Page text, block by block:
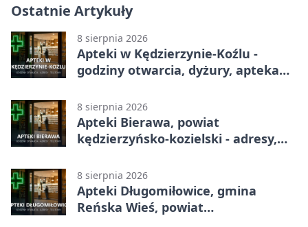
Ostatnie Artykuły
8 sierpnia 2026
Apteki w Kędzierzynie-Koźlu -
godziny otwarcia, dyżury, apteka
8 sierpnia 2026
Apteki Bierawa, powiat
kędzierzyńsko-kozielski - adresy,
8 sierpnia 2026
Apteki Długomiłowice, gmina
Reńska Wieś, powiat